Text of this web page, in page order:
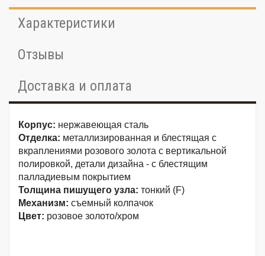
Характеристики
Отзывы
Доставка и оплата
Корпус: нержавеющая сталь
Отделка: металлизированная и блестящая с
вкраплениями розового золота с вертикальной
полировкой, детали дизайна - с блестящим
палладиевым покрытием
Толщина пишущего узла: тонкий (F)
Механизм: съемный колпачок
Цвет: розовое золото/хром